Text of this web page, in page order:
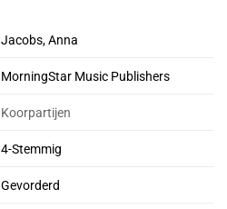
Jacobs, Anna
MorningStar Music Publishers
Koorpartijen
4-Stemmig
Gevorderd